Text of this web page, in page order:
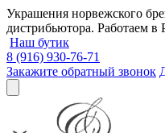
Украшения норвежского
дистрибьютора. Работаем в
Наш бутик
8 (916) 930-76-71
Закажите обратный звонок